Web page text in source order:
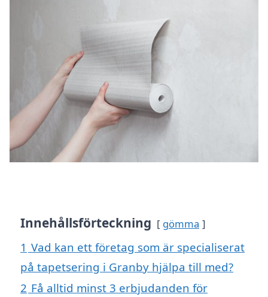
Innehållsförteckning gömma
1 Vad kan ett företag som är specialiserat
på tapetsering i Granby hjälpa till med?
2 Få alltid minst 3 erbjudanden för